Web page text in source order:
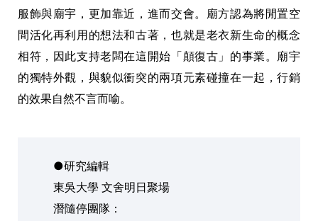
服飾與廟宇，更加靠近，進而交會。廟方認為將閒置空
間活化再利用的想法和古著，也就是老衣新生命的概念
相符，因此支持老闆在這開始「顛復古」的事業。廟宇
的獨特外觀，與貌似衝突的兩項元素碰撞在一起，行銷
的效果自然不言而喻。
●研究編輯
東吳大學 文舍明日聚場
潛隨停團隊：